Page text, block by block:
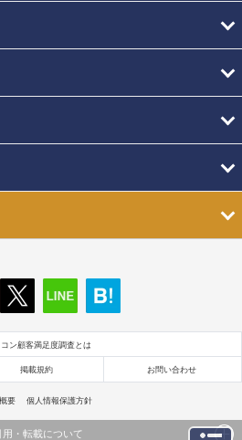
コン顧客満足度調査とは
掲載規約 お問い合わせ
要 個人情報保護方針
用・転載について